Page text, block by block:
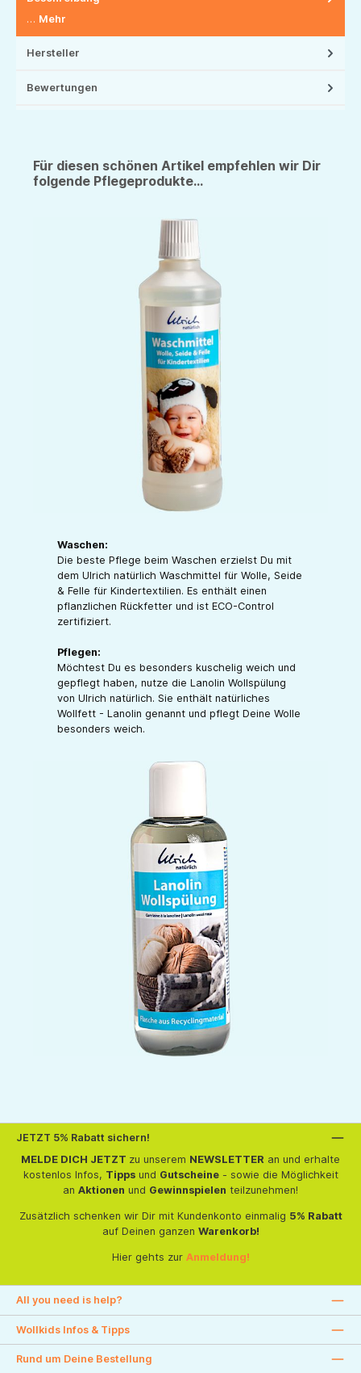
… Mehr
Hersteller
Bewertungen
Für diesen schönen Artikel empfehlen wir Dir
folgende Pflegeprodukte...
Waschen:
Die beste Pflege beim Waschen erzielst Du mit
dem Ulrich natürlich Waschmittel für Wolle, Seide
& Felle für Kindertextilien. Es enthält einen
pflanzlichen Rückfetter und ist ECO-Control
zertifiziert.
Pflegen:
Möchtest Du es besonders kuschelig weich und
gepflegt haben, nutze die Lanolin Wollspülung
von Ulrich natürlich. Sie enthält natürliches
Wollfett - Lanolin genannt und pflegt Deine Wolle
besonders weich.
JETZT 5% Rabatt sichern!
MELDE DICH JETZT zu unserem NEWSLETTER an und erhalte
kostenlos Infos, Tippsund Gutscheine- sowie die Möglichkeit
an Aktionen und Gewinnspielen teilzunehmen!
Zusätzlich schenken wir Dir mit Kundenkonto einmalig 5% Rabatt
auf Deinen ganzen Warenkorb!
Hier gehts zur Anmeldung!
All you need is help?
Wollkids Infos & Tipps
Rund um Deine Bestellung